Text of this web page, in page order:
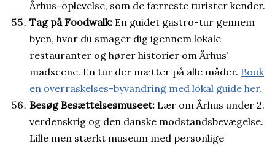
Århus-oplevelse, som de færreste turister kender.
Tag på Foodwalk: En guidet gastro-tur gennem
byen, hvor du smager dig igennem lokale
restauranter og hører historier om Århus’
madscene. En tur der mætter på alle måder. Book
en overraskelses-byvandring med lokal guide her.
Besøg Besættelsesmuseet: Lær om Århus under 2.
verdenskrig og den danske modstandsbevægelse.
Lille men stærkt museum med personlige